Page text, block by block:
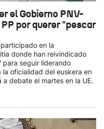
el Gobierno PNV-
por querer "pescar
en la
donde han reivindicado
para seguir liderando
la oficialidad del euskera en
debate el martes en la UE.